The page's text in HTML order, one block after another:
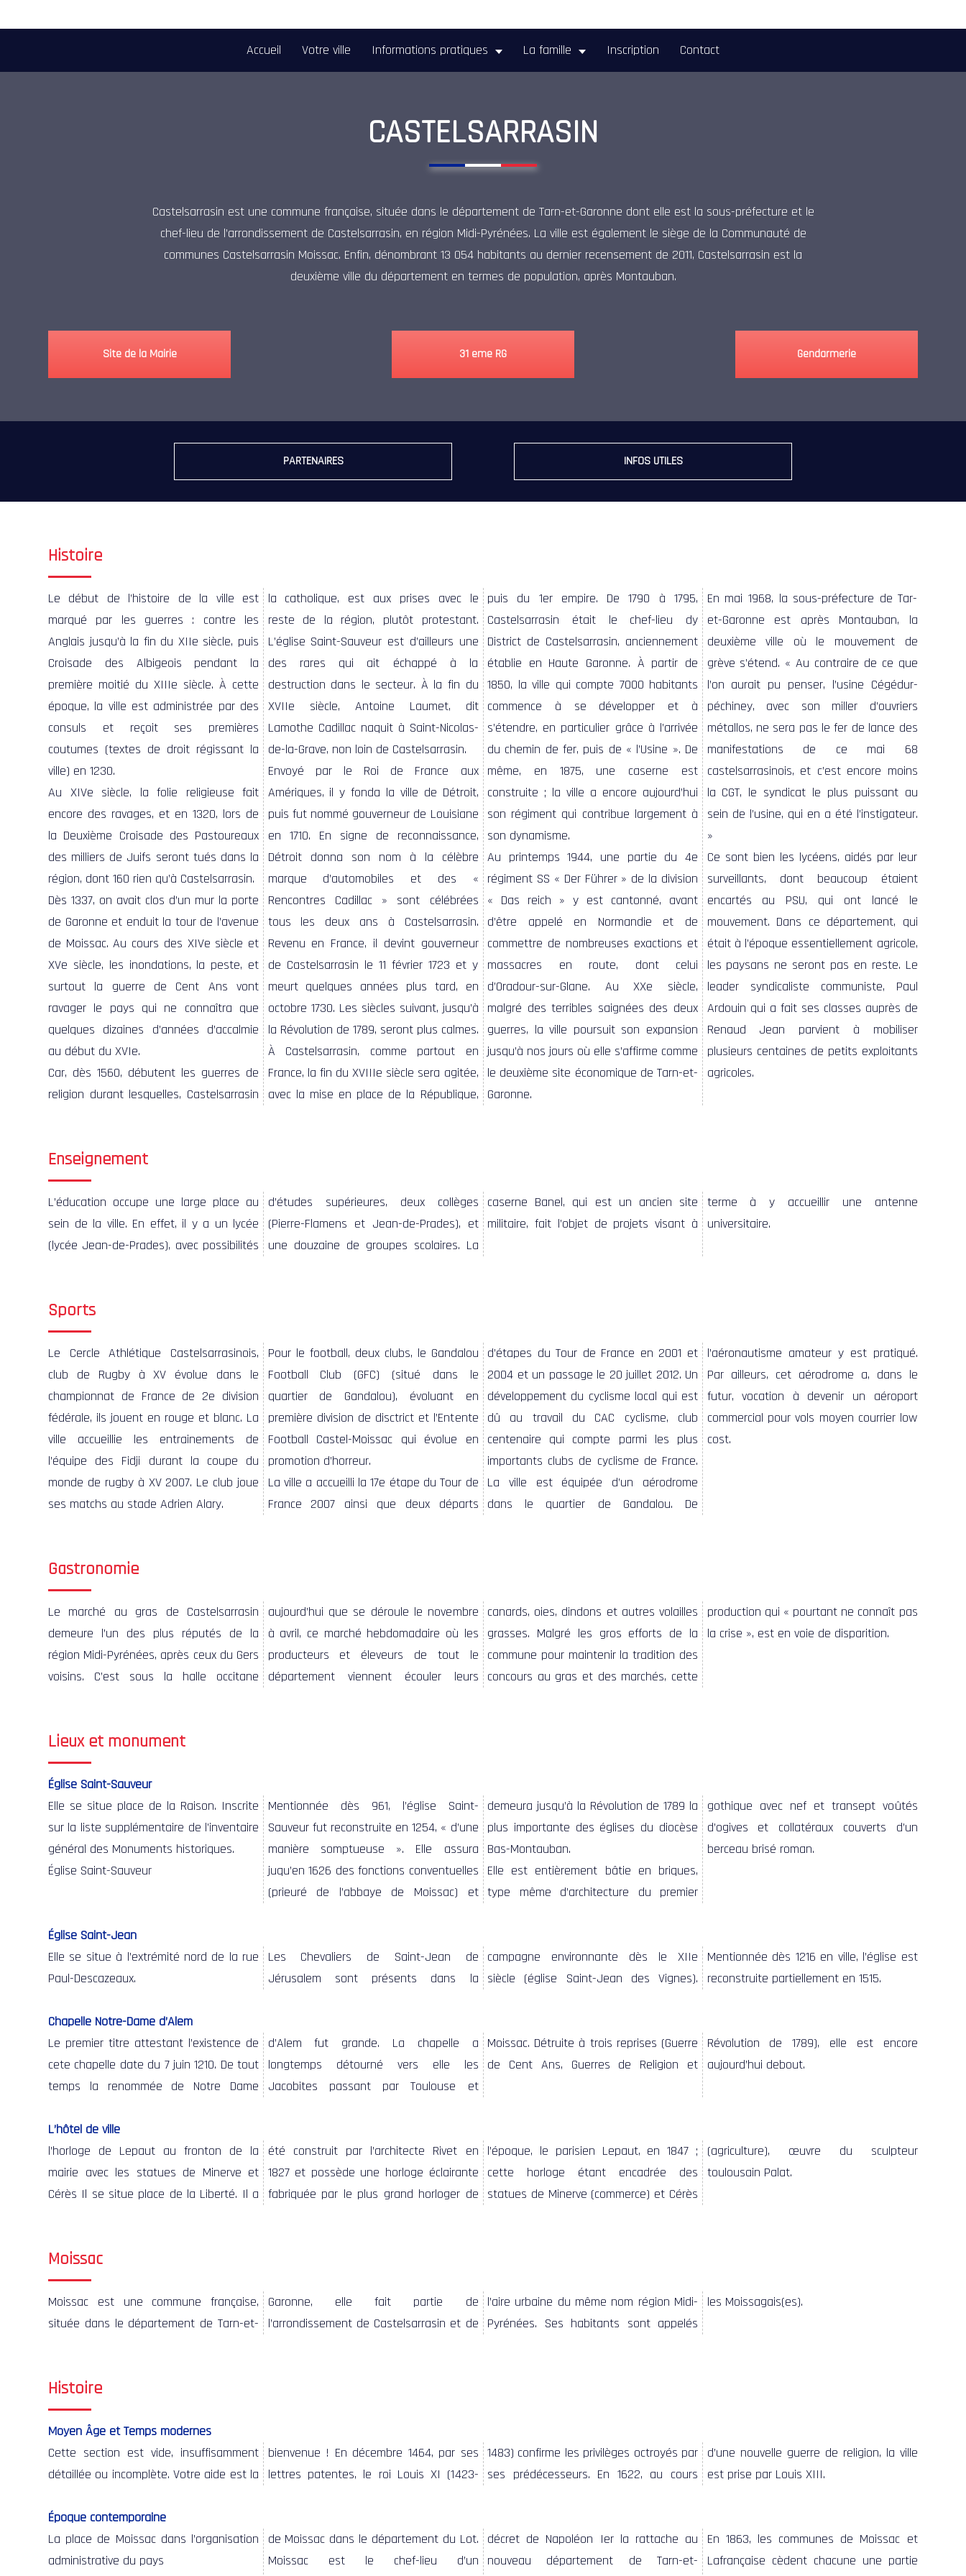
Accueil Votre ville Informations pratiques La famille Inscription Contact
CASTELSARRASIN
Castelsarrasin est une commune française, située dans le département de Tarn-et-Garonne dont elle est la sous-préfecture et le
chef-lieu de l’arrondissement de Castelsarrasin, en région Midi-Pyrénées. La ville est également le siège de la Communauté de
communes Castelsarrasin Moissac. Enfin, dénombrant 13 054 habitants au dernier recensement de 2011, Castelsarrasin est la
deuxième ville du département en termes de population, après Montauban.
Site de la Mairie 31 eme RG Gendarmerie
PARTENAIRES INFOS UTILES
Histoire
Le début de l’histoire de la ville est
marqué par les guerres : contre les
Anglais jusqu’à la fin du XIIe siècle, puis
Croisade des Albigeois pendant la
première moitié du XIIIe siècle. À cette
époque, la ville est administrée par des
consuls et reçoit ses premières
coutumes (textes de droit régissant la
ville) en 1230.
Au XIVe siècle, la folie religieuse fait
encore des ravages, et en 1320, lors de
la Deuxième Croisade des Pastoureaux
des milliers de Juifs seront tués dans la
région, dont 160 rien qu’à Castelsarrasin.
Dès 1337, on avait clos d’un mur la porte
de Garonne et enduit la tour de l’avenue
de Moissac. Au cours des XIVe siècle et
XVe siècle, les inondations, la peste, et
surtout la guerre de Cent Ans vont
ravager le pays qui ne connaîtra que
quelques dizaines d’années d’accalmie
au début du XVIe.
Car, dès 1560, débutent les guerres de
religion durant lesquelles, Castelsarrasin
la catholique, est aux prises avec le
reste de la région, plutôt protestant.
L’église Saint-Sauveur est d’ailleurs une
des rares qui ait échappé à la
destruction dans le secteur. À la fin du
XVIIe siècle, Antoine Laumet, dit
Lamothe Cadillac naquit à Saint-Nicolas-
de-la-Grave, non loin de Castelsarrasin.
Envoyé par le Roi de France aux
Amériques, il y fonda la ville de Détroit,
puis fut nommé gouverneur de Louisiane
en 1710. En signe de reconnaissance,
Détroit donna son nom à la célèbre
marque d’automobiles et des «
Rencontres Cadillac » sont célébrées
tous les deux ans à Castelsarrasin.
Revenu en France, il devint gouverneur
de Castelsarrasin le 11 février 1723 et y
meurt quelques années plus tard, en
octobre 1730. Les siècles suivant, jusqu’à
la Révolution de 1789, seront plus calmes.
À Castelsarrasin, comme partout en
France, la fin du XVIIIe siècle sera agitée,
avec la mise en place de la République,
puis du 1er empire. De 1790 à 1795,
Castelsarrasin était le chef-lieu dy
District de Castelsarrasin, anciennement
établie en Haute Garonne. À partir de
1850, la ville qui compte 7000 habitants
commence à se développer et à
s’étendre, en particulier grâce à l’arrivée
du chemin de fer, puis de « l’Usine ». De
même, en 1875, une caserne est
construite ; la ville a encore aujourd’hui
son régiment qui contribue largement à
son dynamisme.
Au printemps 1944, une partie du 4e
régiment SS « Der Führer » de la division
« Das reich » y est cantonné, avant
d’être appelé en Normandie et de
commettre de nombreuses exactions et
massacres en route, dont celui
d’Oradour-sur-Glane. Au XXe siècle,
malgré des terribles saignées des deux
guerres, la ville poursuit son expansion
jusqu’à nos jours où elle s’affirme comme
le deuxième site économique de Tarn-et-
Garonne.
En mai 1968, la sous-préfecture de Tar-
et-Garonne est après Montauban, la
deuxième ville où le mouvement de
grève s’étend. « Au contraire de ce que
l’on aurait pu penser, l’usine Cégédur-
péchiney, avec son miller d’ouvriers
métallos, ne sera pas le fer de lance des
manifestations de ce mai 68
castelsarrasinois, et c’est encore moins
la CGT, le syndicat le plus puissant au
sein de l’usine, qui en a été l’instigateur.
»
Ce sont bien les lycéens, aidés par leur
surveillants, dont beaucoup étaient
encartés au PSU, qui ont lancé le
mouvement. Dans ce département, qui
était à l’époque essentiellement agricole,
les paysans ne seront pas en reste. Le
leader syndicaliste communiste, Paul
Ardouin qui a fait ses classes auprès de
Renaud Jean parvient à mobiliser
plusieurs centaines de petits exploitants
agricoles.
Enseignement
L’éducation occupe une large place au
sein de la ville. En effet, il y a un lycée
(lycée Jean-de-Prades), avec possibilités
d’études supérieures, deux collèges
(Pierre-Flamens et Jean-de-Prades), et
une douzaine de groupes scolaires. La
caserne Banel, qui est un ancien site
militaire, fait l’objet de projets visant à
terme à y accueillir une antenne
universitaire.
Sports
Le Cercle Athlétique Castelsarrasinois,
club de Rugby à XV évolue dans le
championnat de France de 2e division
fédérale, ils jouent en rouge et blanc. La
ville accueillie les entrainements de
l’équipe des Fidji durant la coupe du
monde de rugby à XV 2007. Le club joue
ses matchs au stade Adrien Alary.
Pour le football, deux clubs, le Gandalou
Football Club (GFC) (situé dans le
quartier de Gandalou), évoluant en
première division de disctrict et l’Entente
Football Castel-Moissac qui évolue en
promotion d’horreur.
La ville a accueilli la 17e étape du Tour de
France 2007 ainsi que deux départs
d’étapes du Tour de France en 2001 et
2004 et un passage le 20 juillet 2012. Un
développement du cyclisme local qui est
dû au travail du CAC cyclisme, club
centenaire qui compte parmi les plus
importants clubs de cyclisme de France.
La ville est équipée d’un aérodrome
dans le quartier de Gandalou. De
l’aéronautisme amateur y est pratiqué.
Par ailleurs, cet aérodrome a, dans le
futur, vocation à devenir un aéroport
commercial pour vols moyen courrier low
cost.
Gastronomie
Le marché au gras de Castelsarrasin
demeure l’un des plus réputés de la
région Midi-Pyrénées, après ceux du Gers
voisins. C’est sous la halle occitane
aujourd’hui que se déroule le novembre
à avril, ce marché hebdomadaire où les
producteurs et éleveurs de tout le
département viennent écouler leurs
canards, oies, dindons et autres volailles
grasses. Malgré les gros efforts de la
commune pour maintenir la tradition des
concours au gras et des marchés, cette
production qui « pourtant ne connaît pas
la crise », est en voie de disparition.
Lieux et monument
Église Saint-Sauveur
Elle se situe place de la Raison. Inscrite
sur la liste supplémentaire de l’inventaire
général des Monuments historiques.
Église Saint-Sauveur
Mentionnée dès 961, l’église Saint-
Sauveur fut reconstruite en 1254, « d’une
manière somptueuse ». Elle assura
juqu’en 1626 des fonctions conventuelles
(prieuré de l’abbaye de Moissac) et
demeura jusqu’à la Révolution de 1789 la
plus importante des églises du diocèse
Bas-Montauban.
Elle est entièrement bâtie en briques,
type même d’architecture du premier
gothique avec nef et transept voûtés
d’ogives et collatéraux couverts d’un
berceau brisé roman.
Église Saint-Jean
Elle se situe à l’extrémité nord de la rue
Paul-Descazeaux.
Les Chevaliers de Saint-Jean de
Jérusalem sont présents dans la
campagne environnante dès le XIIe
siècle (église Saint-Jean des Vignes).
Mentionnée dès 1216 en ville, l’église est
reconstruite partiellement en 1515.
Chapelle Notre-Dame d’Alem
Le premier titre attestant l’existence de
cete chapelle date du 7 juin 1210. De tout
temps la renommée de Notre Dame
d’Alem fut grande. La chapelle a
longtemps détourné vers elle les
Jacobites passant par Toulouse et
Moissac. Détruite à trois reprises (Guerre
de Cent Ans, Guerres de Religion et
Révolution de 1789), elle est encore
aujourd’hui debout.
L’hôtel de ville
l’horloge de Lepaut au fronton de la
mairie avec les statues de Minerve et
Cérès Il se situe place de la Liberté. Il a
été construit par l’architecte Rivet en
1827 et possède une horloge éclairante
fabriquée par le plus grand horloger de
l’époque, le parisien Lepaut, en 1847 ;
cette horloge étant encadrée des
statues de Minerve (commerce) et Cérès
(agriculture), œuvre du sculpteur
toulousain Palat.
Moissac
Moissac est une commune française,
située dans le département de Tarn-et-
Garonne, elle fait partie de
l’arrondissement de Castelsarrasin et de
l’aire urbaine du même nom région Midi-
Pyrénées. Ses habitants sont appelés
les Moissagais(es).
Histoire
Moyen Âge et Temps modernes
Cette section est vide, insuffisamment
détaillée ou incomplète. Votre aide est la
bienvenue ! En décembre 1464, par ses
lettres patentes, le roi Louis XI (1423-
1483) confirme les privilèges octroyés par
ses prédécesseurs. En 1622, au cours
d’une nouvelle guerre de religion, la ville
est prise par Louis XIII.
Époque contemporaine
La place de Moissac dans l’organisation
administrative du pays
de Moissac dans le département du Lot.
Moissac est le chef-lieu d’un
décret de Napoléon Ier la rattache au
nouveau département de Tarn-et-
En 1863, les communes de Moissac et
Lafrançaise cèdent chacune une partie